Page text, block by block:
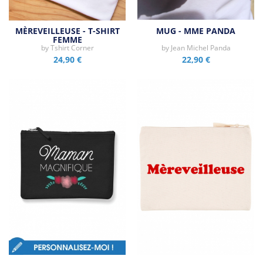
MÈREVEILLEUSE - T-SHIRT
FEMME
byTshirt Corner
24,90 €
MUG - MME PANDA
by Jean Michel Panda
22,90 €